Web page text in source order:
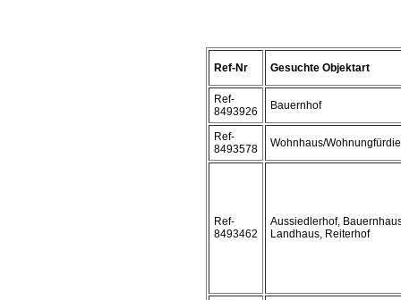
Ref-Nr Gesuchte Objektart
Ref-
8493926
Bauernhof
Ref-
8493578
Wohnhaus/
Ref-
8493462
Aussiedlerhof,
Landhaus, Reiterhof